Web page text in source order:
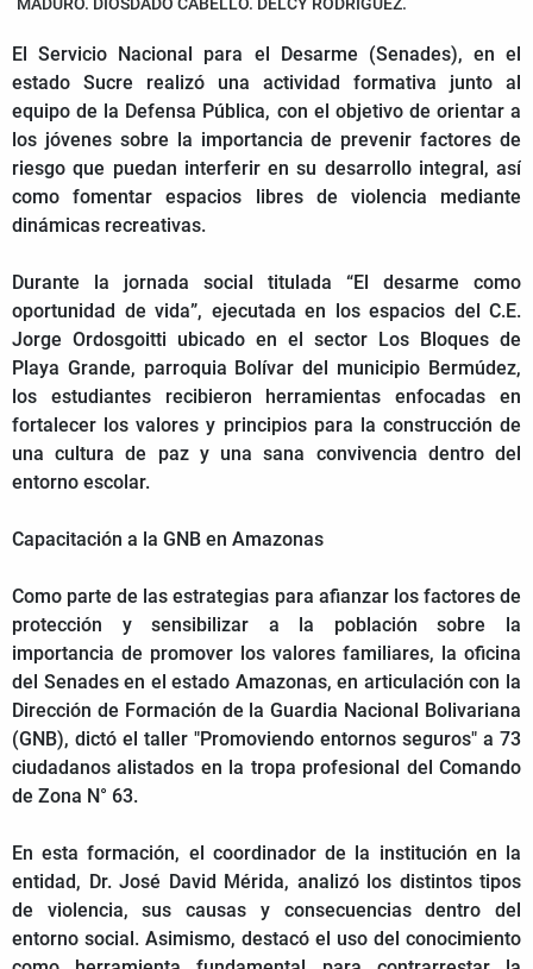
El Servicio Nacional para el Desarme (Senades), en el
estado Sucre realizó una actividad formativa junto al
equipo de la Defensa Pública, con el objetivo de orientar a
los jóvenes sobre la importancia de prevenir factores de
riesgo que puedan interferir en su desarrollo integral, así
como fomentar espacios libres de violencia mediante
dinámicas recreativas.
Durante la jornada social titulada “El desarme como
oportunidad de vida”, ejecutada en los espacios del C.E.
Jorge Ordosgoitti ubicado en el sector Los Bloques de
Playa Grande, parroquia Bolívar del municipio Bermúdez,
los estudiantes recibieron herramientas enfocadas en
fortalecer los valores y principios para la construcción de
una cultura de paz y una sana convivencia dentro del
entorno escolar.
Capacitación a la GNB en Amazonas
Como parte de las estrategias para afianzar los factores de
protección y sensibilizar a la población sobre la
importancia de promover los valores familiares, la oficina
del Senades en el estado Amazonas, en articulación con la
Dirección de Formación de la Guardia Nacional Bolivariana
(GNB), dictó el taller "Promoviendo entornos seguros" a 73
ciudadanos alistados en la tropa profesional del Comando
de Zona N° 63.
En esta formación, el coordinador de la institución en la
entidad, Dr. José David Mérida, analizó los distintos tipos
de violencia, sus causas y consecuencias dentro del
entorno social. Asimismo, destacó el uso del conocimiento